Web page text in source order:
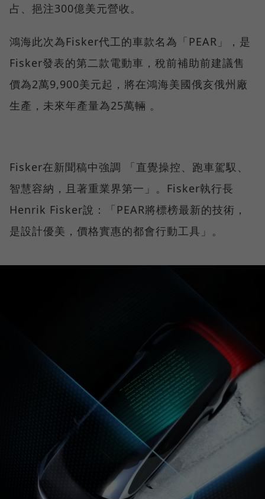
占、挹注300億美元營收。
鴻海此次為Fisker代工的車款名為「PEAR」，是
Fisker發表的第二款電動車，稅前補助前建議售
價為2萬9,900美元起，將在鴻海美國俄亥俄州廠
生產，未來年產量為25萬輛 。
Fisker在新聞稿中強調 「直覺操控、跑車駕馭、
智慧容納，且著重業界第一」。Fisker執行長
Henrik Fisker說：「PEAR將標榜最新的技術，
是設計優美，價格實惠的都會行動工具」。